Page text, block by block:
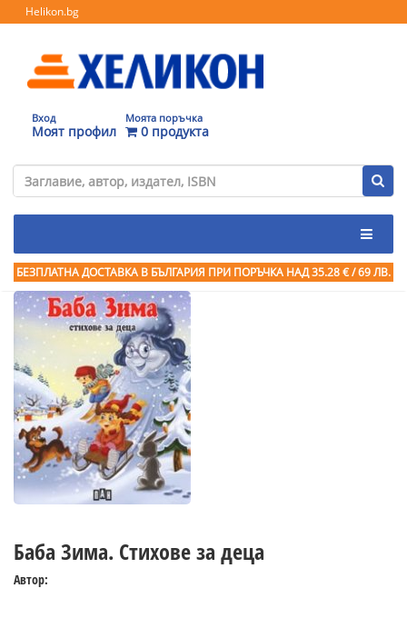
Helikon.bg
Вход
Моят профил
Моята поръчка
0 продукта
БЕЗПЛАТНА ДОСТАВКА В БЪЛГАРИЯ ПРИ ПОРЪЧКА НАД 35.28 € / 69 ЛВ.
Баба Зима. Стихове за деца
Автор: